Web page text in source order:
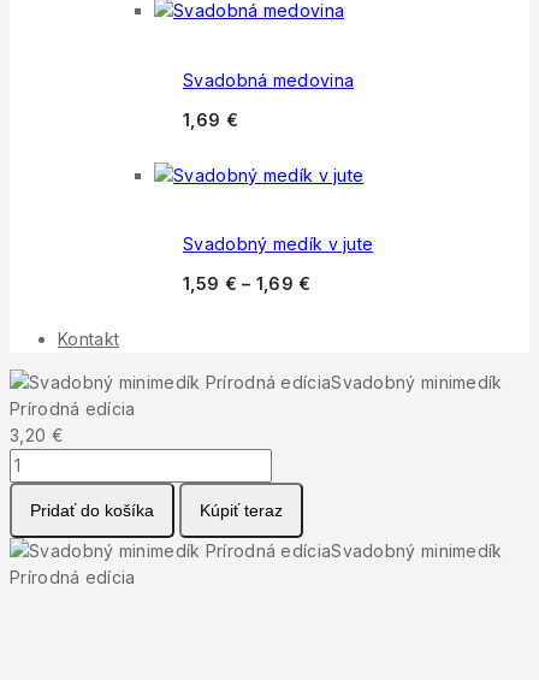
Svadobná medovina
1,69 €
Svadobný medík v jute
1,59 € – 1,69 €
Kontakt
Svadobný minimedík
Prírodná edícia
3,20 €
množstvo
Svadobný
minimedík
Prírodná
edícia
Pridať do košíka Kúpiť teraz
Svadobný minimedík
Prírodná edícia